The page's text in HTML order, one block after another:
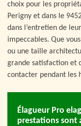
choix pour les
Perigny et dans le
dans l’entretien de
impeccables. Que
ou une taille
grande satisfaction et
contacter pendant les
Élagueur Pro
prestations sont